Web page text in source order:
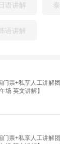
语讲解
语讲解
票+私享人工讲解
场 英文讲解】
门票+私享人工讲解